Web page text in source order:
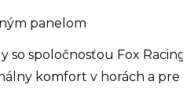
panelom
so spoločnosťou Fox
komfort v horách a